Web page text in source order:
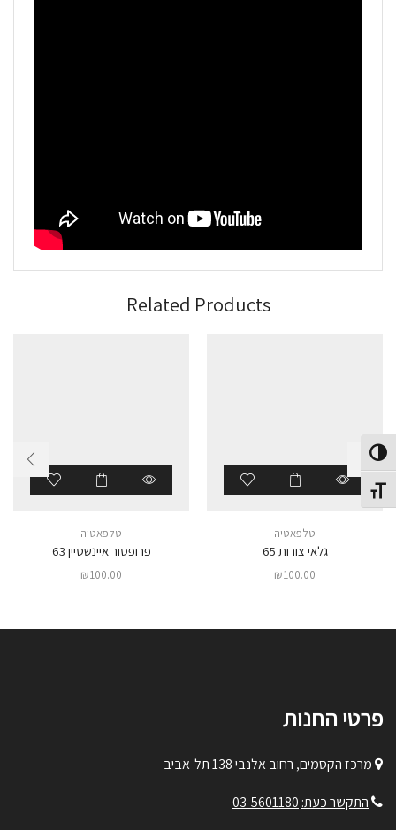
הפעל/כבה ניגודיות גבוהה
מתג גודל גופן
Related Products
טלפאטיה
גלאי צורות 65
₪100.00
טלפאטיה
פרופסור איינשטיין 63
₪100.00
פרטי החנות
מרכז הקסמים, רחוב אלנבי 138 תל-אביב
התקשר כעת: 03-5601180